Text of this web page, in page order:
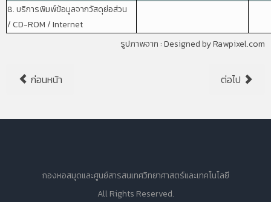
8. บริการพิมพ์ข้อมูลจากวัสดุย่อส่วน
/CD-ROM / Internet
รูปภาพจาก :Designed by Rawpixel.com
ก่อนหน้า ต่อไป
กองหอสมุดและศูนย์สารสนเทศวิทยาศาสตร์และเทคโนโลยี
All Rights Reserved.